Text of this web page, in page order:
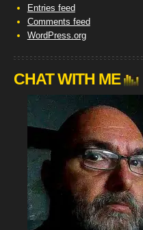
Entries feed
Comments feed
WordPress.org
CHAT WITH ME